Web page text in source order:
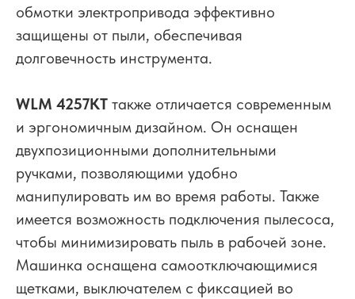
обмотки электропривода эффективно
защищены от пыли, обеспечивая
долговечность инструмента.
WLM 4257KT также отличается современным
и эргономичным дизайном. Он оснащен
двухпозиционными дополнительными
ручками, позволяющими удобно
манипулировать им во время работы. Также
имеется возможность подключения пылесоса,
чтобы минимизировать пыль в рабочей зоне.
Машинка оснащена самоотключающимися
щетками, выключателем с фиксацией во